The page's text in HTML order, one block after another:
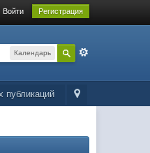
Войти Регистрация
Календарь
публикаций